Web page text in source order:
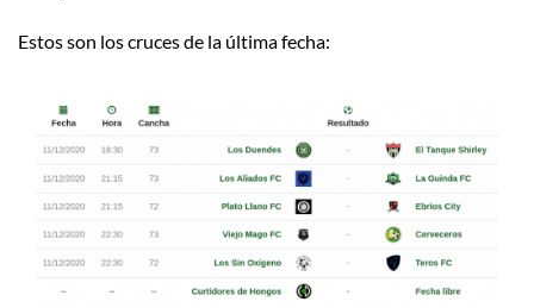
Estos son los cruces de la última fecha: